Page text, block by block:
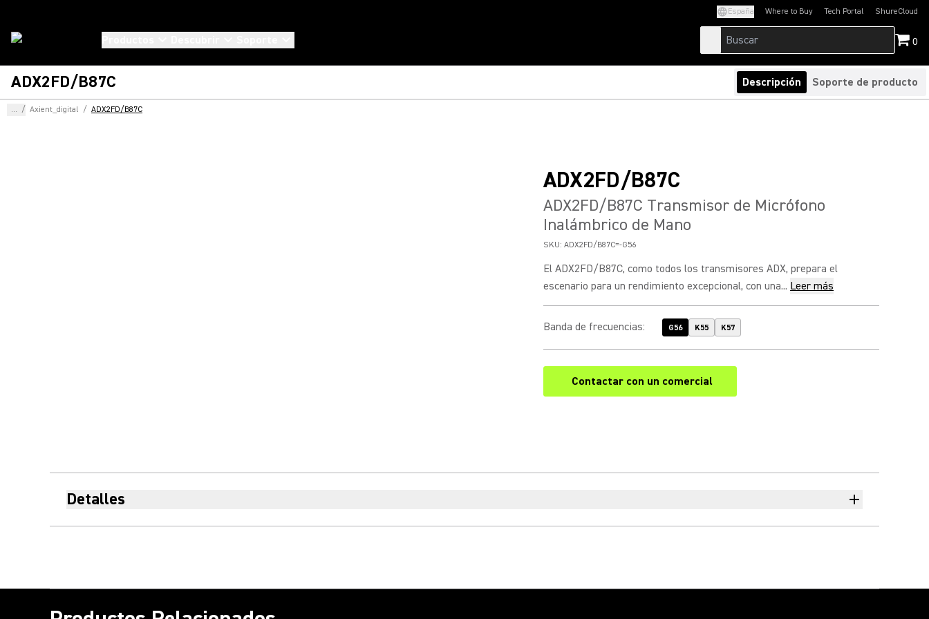
España Where to Buy Tech Portal
(Opens in a new tab)ShureCloud
(Opens in a new
0
ADX2FD/B87C Descripción Soporte de producto
... / Axient_digital / ADX2FD/B87C
ADX2FD/B87C
ADX2FD/B87C Transmisor de Micrófono
Inalámbrico de Mano
SKU: ADX2FD/B87C=-G56
El ADX2FD/B87C, como todos los transmisores ADX, prepara el
escenario para un rendimiento excepcional, con una... Leer más
Banda de frecuencias: G56 K55 K57
Contactar con un comercial
Detalles